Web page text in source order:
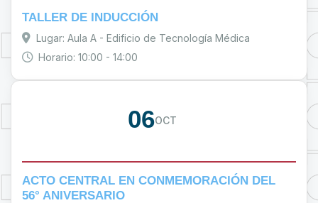
TALLER DE INDUCCIÓN
Lugar: Aula A - Edificio de Tecnología Médica
Horario: 10:00 - 14:00
06OCT
ACTO CENTRAL EN CONMEMORACIÓN DEL
56° ANIVERSARIO